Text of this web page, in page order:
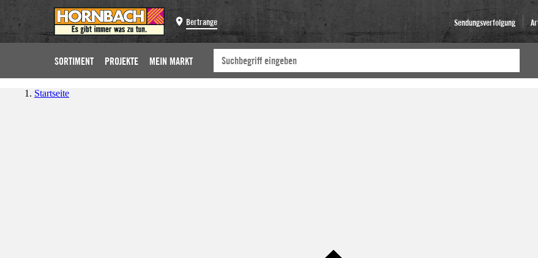
Bertrange Sendungsverfolgung
SORTIMENT PROJEKTE MEIN MARKT
Startseite